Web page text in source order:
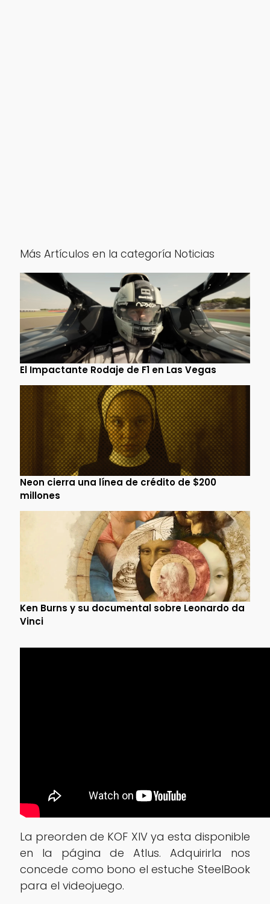
Más Artículos en la categoría Noticias
El Impactante Rodaje de F1 en Las Vegas
Neon cierra una línea de crédito de $200
millones
Ken Burns y su documental sobre Leonardo da
Vinci
La preorden de KOF XIV ya esta disponible
en la página de Atlus. Adquirirla nos
concede como bono el estuche SteelBook
para el videojuego.